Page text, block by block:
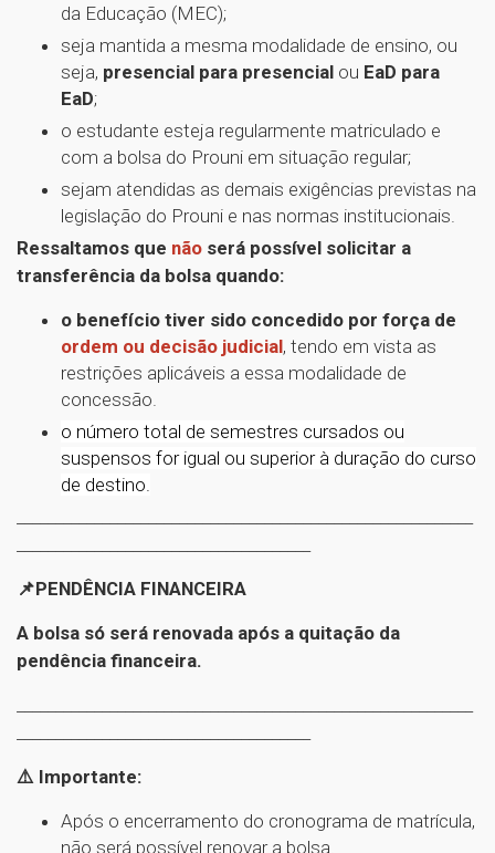
da Educação (MEC);
seja mantida a mesma modalidade de ensino, ou
seja, presencial para presencial ou EaD para
EaD;
o estudante esteja regularmente matriculado e
com a bolsa do Prouni em situação regular;
sejam atendidas as demais exigências previstas na
legislação do Prouni e nas normas institucionais.
Ressaltamos que não será possível solicitar a
transferência da bolsa quando:
o benefício tiver sido concedido por força de
ordem ou decisão judicial, tendo em vista as
restrições aplicáveis a essa modalidade de
concessão.
o número total de semestres cursados ou
suspensos for igual ou superior à duração do curso
de destino.
📌PENDÊNCIA FINANCEIRA
A bolsa só será renovada após a quitação da
pendência financeira.
⚠️ Importante:
Após o encerramento do cronograma de matrícula,
não será possível renovar a bolsa.